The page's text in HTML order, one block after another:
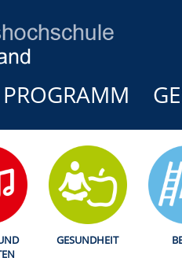
PROGRAMM
GESUNDHEIT